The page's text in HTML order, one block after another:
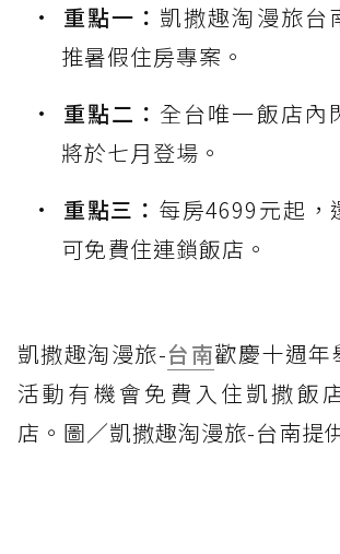
重點一： 凱撒趣淘漫旅台
推暑假住房專案。
重點二： 全台唯一飯店內
將於七月登場。
重點三： 每房4699元起，
可免費住連鎖飯店。
凱撒趣淘漫旅-台南歡慶十週年
活動有機會免費入住凱撒飯
店。圖／凱撒趣淘漫旅-台南提